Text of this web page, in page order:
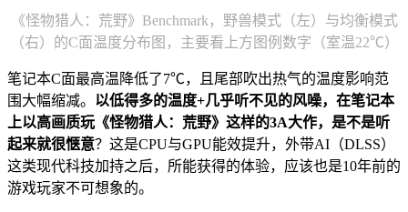
《怪物猎人：荒野》Benchmark，野兽模式（左）与均衡模式
（右）的C面温度分布图，主要看上方图例数字（室温22℃）
笔记本C面最高温降低了7℃，且尾部吹出热气的温度影响范
围大幅缩减。 以低得多的温度+几乎听不见的风噪，在笔记本
上以高画质玩《怪物猎人：荒野》这样的3A大作，是不是听
起来就很惬意？这是CPU与GPU能效提升，外带AI（DLSS）
这类现代科技加持之后，所能获得的体验，应该也是10年前的
游戏玩家不可想象的。